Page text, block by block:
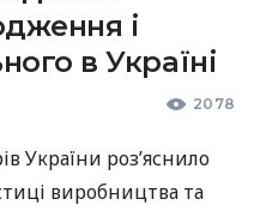
і
в Україні
2078
України роз’яснило
виробництва та